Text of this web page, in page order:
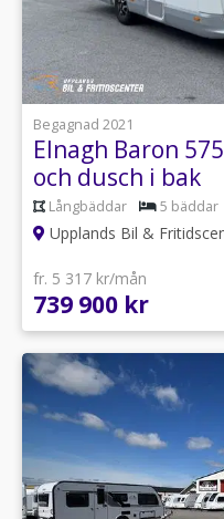
Begagnad 2021
Elnagh Baron
och dusch i bak
Långbäddar 5 bäddar
Upplands Bil &
fr. 5 317 kr/mån
739 900 kr